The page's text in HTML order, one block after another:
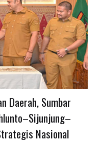
Daerah, Sumbar
Nasional